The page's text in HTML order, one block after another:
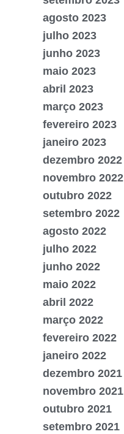
agosto 2023
julho 2023
junho 2023
maio 2023
abril 2023
março 2023
fevereiro 2023
janeiro 2023
dezembro 2022
novembro 2022
outubro 2022
setembro 2022
agosto 2022
julho 2022
junho 2022
maio 2022
abril 2022
março 2022
fevereiro 2022
janeiro 2022
dezembro 2021
novembro 2021
outubro 2021
setembro 2021